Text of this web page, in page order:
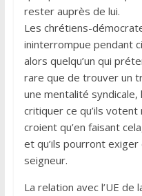
rester auprès de lui.
Les chrétiens-
ininterrompue pendant
alors quelqu’un qui
rare que de trouver un
une mentalité
critiquer ce qu’ils votent
croient qu’en faisant
et qu’ils pourront
seigneur.
La relation avec l’UE